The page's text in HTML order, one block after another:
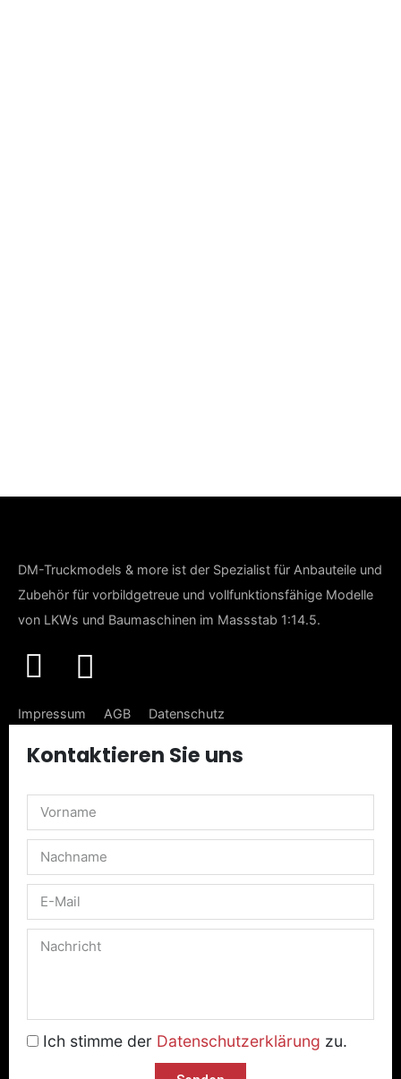
DM-Truckmodels & more ist der Spezialist für Anbauteile und
Zubehör für vorbildgetreue und vollfunktionsfähige Modelle
von LKWs und Baumaschinen im Massstab 1:14.5.
Impressum AGB
Datenschutz
Kontaktieren Sie uns
Ich stimme der Datenschutzerklärung zu.